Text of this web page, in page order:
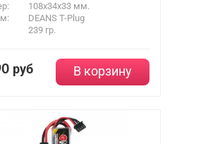
108x34x33 мм.
DEANS T-Plug
239 гр.
руб В корзину